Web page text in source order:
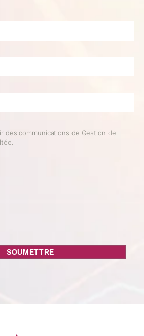
des communications de Gestion de